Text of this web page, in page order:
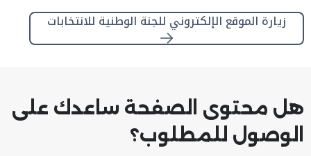
زيارة الموقع الإلكتروني للجنة الوطنية للانتخابات
هل محتوى الصفحة ساعدك على
الوصول للمطلوب؟